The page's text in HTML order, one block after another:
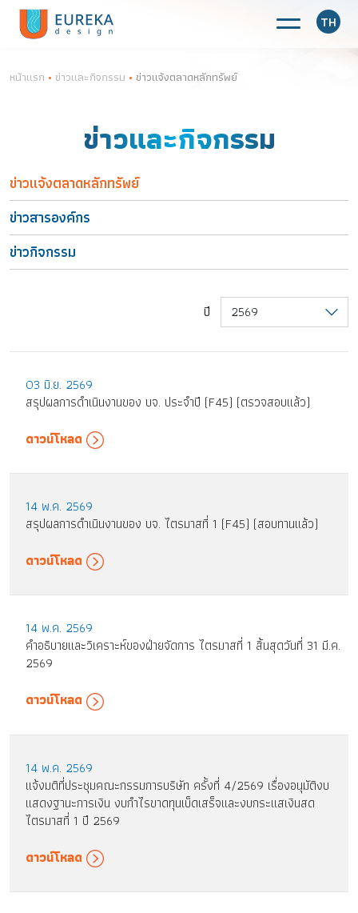
TH
หน้าแรก • ข่าวและกิจกรรม • ข่าวแจ้งตลาดหลักทรัพย์
ข่าวและกิจกรรม
ข่าวแจ้งตลาดหลักทรัพย์
ข่าวสารองค์กร
ข่าวกิจกรรม
ปี
03 มิ.ย. 2569
สรุปผลการดำเนินงานของ บจ. ประจำปี (F45) (ตรวจสอบแล้ว)
ดาวน์โหลด
14 พ.ค. 2569
สรุปผลการดำเนินงานของ บจ. ไตรมาสที่ 1 (F45) (สอบทานแล้ว)
ดาวน์โหลด
14 พ.ค. 2569
คำอธิบายและวิเคราะห์ของฝ่ายจัดการ ไตรมาสที่ 1 สิ้นสุดวันที่ 31 มี.ค.
2569
ดาวน์โหลด
14 พ.ค. 2569
แจ้งมติที่ประชุมคณะกรรมการบริษัท ครั้งที่ 4/2569 เรื่องอนุมัติงบ
แสดงฐานะการเงิน งบกำไรขาดทุนเบ็ดเสร็จและงบกระแสเงินสด
ไตรมาสที่ 1 ปี 2569
ดาวน์โหลด